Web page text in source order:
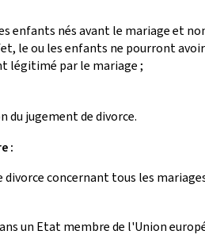
enfants nés avant le mariage et
le ou les enfants ne pourront
légitimé par le mariage ;
du jugement de divorce.
:
concernant tous les
un Etat membre de l'Union